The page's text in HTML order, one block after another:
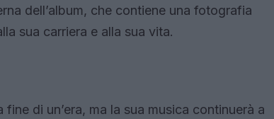
dell’album, che contiene una fotografia
sua carriera e alla sua vita.
di un’era, ma la sua musica continuerà a